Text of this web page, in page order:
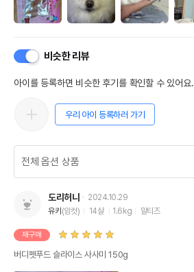
비슷한 리뷰
아이를 등록하면 비슷한 후기를 확인할 수 있어요.
우리 아이 등록하러 가기
도리허니
2024.10.29
유키 (암컷) 14살 1.6kg 말티즈
재구매
버디펫푸드 슬라이스 사사미 150g